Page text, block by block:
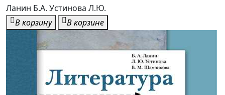
Ланин Б.А. Устинова Л.Ю.
В корзину
В корзине